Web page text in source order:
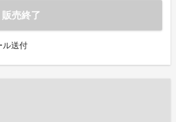
販売終了
ル送付